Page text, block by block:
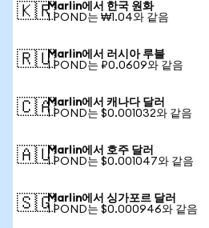
🇰🇷Marlin에서 한국 원화
1 POND는 ₩1.04와 같음
🇷🇺Marlin에서 러시아 루블
1 POND는 ₽0.0609와 같음
🇨🇦Marlin에서 캐나다 달러
1 POND는 $0.001032와 같음
🇦🇺Marlin에서 호주 달러
1 POND는 $0.001047와 같음
🇸🇬Marlin에서 싱가포르 달러
1 POND는 $0.000946와 같음